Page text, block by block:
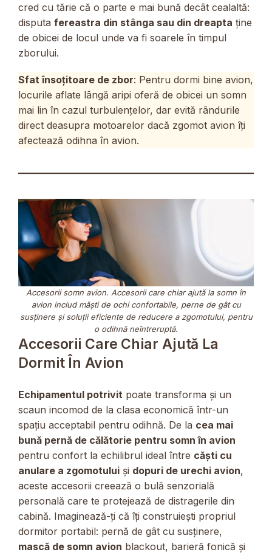
cred cu tărie că o parte e mai bună decât cealaltă:
disputa fereastra din stânga sau din dreapta ține
de obicei de locul unde va fi soarele în timpul
zborului.
Sfat însoțitoare de zbor: Pentru dormi bine avion,
locurile aflate lângă aripi oferă de obicei un somn
mai lin în cazul turbulențelor, dar evită rândurile
direct deasupra motoarelor dacă zgomot avion îți
afectează odihna în avion.
Accesorii somn avion. Accesorii care chiar ajută la somn în
avion includ măști de ochi confortabile, perne de gât cu
susținere și soluții eficiente de reducere a zgomotului, pentru
o odihnă neîntreruptă.
Accesorii Care Chiar Ajută La
Dormit În Avion
Echipamentul potrivit poate transforma și un
scaun incomod de la clasa economică într-un
spațiu acceptabil pentru odihnă. De la cea mai
bună pernă de călătorie pentru somn în avion
pentru confort la echilibrul ideal între căști cu
anulare a zgomotului și dopuri de urechi avion,
aceste accesorii creează o bulă senzorială
personală care te protejează de distragerile din
cabină. Imaginează-ți că îți construiești propriul
dormitor portabil: pernă de gât cu susținere,
mască de somn avion blackout, barieră fonică și